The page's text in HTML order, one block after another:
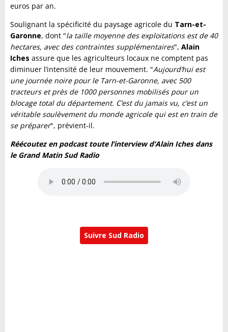
euros par an.
Soulignant la spécificité du paysage agricole du Tarn-et-
Garonne, dont "la taille moyenne des exploitations est de 40
hectares, avec des contraintes supplémentaires", Alain
Iches assure que les agriculteurs locaux ne comptent pas
diminuer l’intensité de leur mouvement. "Aujourd’hui est
une journée noire pour le Tarn-et-Garonne, avec 500
tracteurs et près de 1000 personnes mobilisés pour un
blocage total du département. C’est du jamais vu, c’est un
véritable soulèvement du monde agricole qui est en train de
se préparer", prévient-il.
Réécoutez en podcast toute l’interview d’Alain Iches dans
le Grand Matin Sud Radio
Suivre Sud Radio